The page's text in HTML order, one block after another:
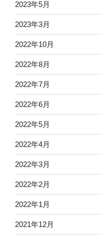
2023年5月
2023年3月
2022年10月
2022年8月
2022年7月
2022年6月
2022年5月
2022年4月
2022年3月
2022年2月
2022年1月
2021年12月